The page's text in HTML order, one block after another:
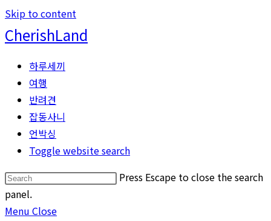
Skip to content
CherishLand
하루세끼
여행
반려견
잡동사니
언박싱
Toggle website search
Press Escape to close the search
panel.
Menu Close